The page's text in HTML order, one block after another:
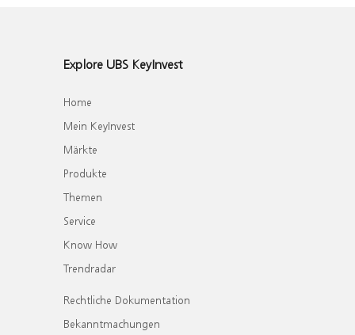
Explore UBS KeyInvest
Home
Mein KeyInvest
Märkte
Produkte
Themen
Service
Know How
Trendradar
Rechtliche Dokumentation
Bekanntmachungen